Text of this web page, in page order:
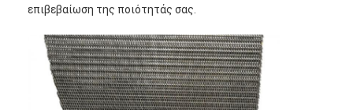
Διχτυωτή Κυψέλη Μελισσών
επιβεβαίωση της ποιότητάς σας.